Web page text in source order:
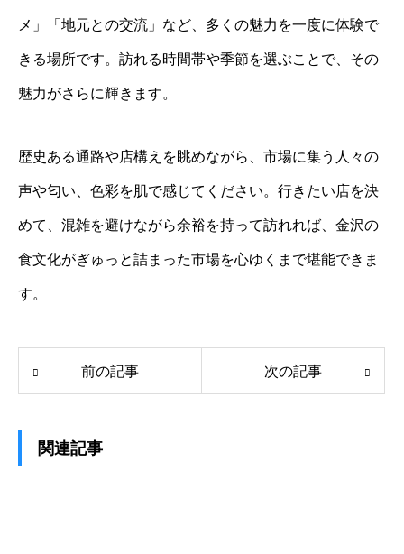
メ」「地元との交流」など、多くの魅力を一度に体験で
きる場所です。訪れる時間帯や季節を選ぶことで、その
魅力がさらに輝きます。
歴史ある通路や店構えを眺めながら、市場に集う人々の
声や匂い、色彩を肌で感じてください。行きたい店を決
めて、混雑を避けながら余裕を持って訪れれば、金沢の
食文化がぎゅっと詰まった市場を心ゆくまで堪能できま
す。
前の記事 次の記事
関連記事